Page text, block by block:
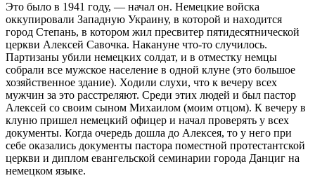
Это было в 1941 году, — начал он. Немецкие войска
оккупировали Западную Украину, в которой и наxодится
город Степань, в котором жил пресвитер пятидесятнической
церкви Алексей Савочка. Накануне что-то случилось.
Партизаны убили немецких солдат, и в отместку немцы
собрали все мужское население в одной клуне (это большое
хозяйственное здание). Ходили слухи, что к вечеру всех
мужчин за это расстреляют. Среди этих людей и был пастор
Алексей со своим сыном Михаилом (моим отцом). К вечеру в
клуню пришел немецкий офицер и начал проверять у всех
документы. Когда очередь дошла до Алексея, то у него при
себе оказались документы пастора поместной протестантской
церкви и диплом евангельской семинарии города Данциг на
немецком языке.